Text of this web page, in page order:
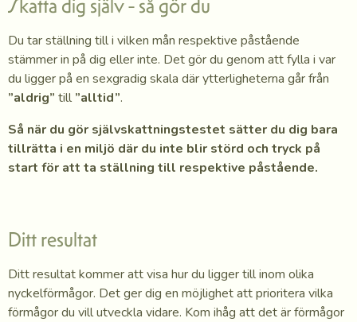
Skatta dig själv - så gör du
Du tar ställning till i vilken mån respektive påstående
stämmer in på dig eller inte. Det gör du genom att fylla i var
du ligger på en sexgradig skala där ytterligheterna går från
”aldrig” till”alltid”.
Så när du gör självskattningstestet sätter du dig bara
tillrätta i en miljö där du inte blir störd och tryck på
start för att ta ställning till respektive påstående.
Ditt resultat
Ditt resultat kommer att visa hur du ligger till inom olika
nyckelförmågor. Det ger dig en möjlighet att prioritera vilka
förmågor du vill utveckla vidare. Kom ihåg att det är förmågor